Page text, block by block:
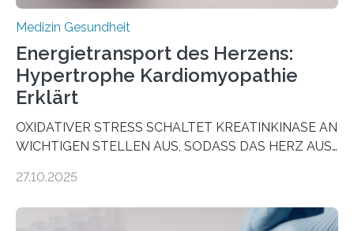
Medizin Gesundheit
Energietransport des Herzens:
Hypertrophe Kardiomyopathie
Erklärt
OXIDATIVER STRESS SCHALTET KREATINKINASE AN
WICHTIGEN STELLEN AUS, SODASS DAS HERZ AUS
aus dem Deutschen Zentrum für Herzinsuffizienz
im Journal Circulation, warum der Energietransport bei
27.10.2025